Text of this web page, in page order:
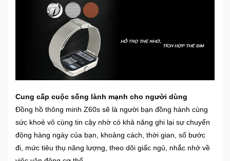
Cung cấp cuộc sống lành mạnh cho người dùng​
Đồng hồ thông minh Z60s sẽ là người bạn đồng hành cùng
sức khoẻ vô cùng tin cậy nhờ có khả năng ghi lại sự chuyển
động hàng ngày của bạn, khoảng cách, thời gian, số bước
đi, mức tiêu thụ năng lượng, theo dõi giấc ngủ, nhắc nhở về